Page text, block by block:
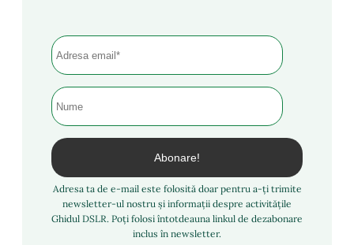
Adresa ta de e-mail este folosită doar pentru a-ți trimite
newsletter-ul nostru și informații despre activitățile
Ghidul DSLR. Poți folosi întotdeauna linkul de dezabonare
inclus în newsletter.